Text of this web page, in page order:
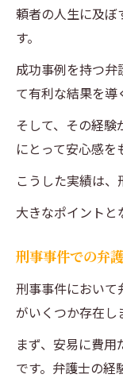
頼者の人生に及
す。
成功事例を持つ
て有利な結果を導
そして、その経
にとって安心感を
こうした実績は
大きなポイントと
刑事事件での弁
刑事事件におい
がいくつか存在し
まず、安易に費
です。弁護士の経